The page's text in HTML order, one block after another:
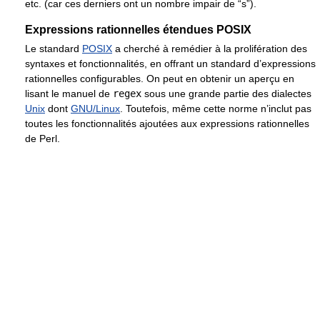
etc. (car ces derniers ont un nombre impair de “s”).
Expressions rationnelles étendues POSIX
Le standard POSIX a cherché à remédier à la prolifération des
syntaxes et fonctionnalités, en offrant un standard d’expressions
rationnelles configurables. On peut en obtenir un aperçu en
lisant le manuel de regex sous une grande partie des dialectes
Unix dont GNU/Linux. Toutefois, même cette norme n’inclut pas
toutes les fonctionnalités ajoutées aux expressions rationnelles
de Perl.